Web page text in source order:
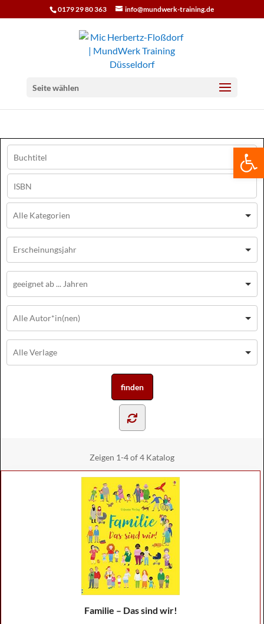
0179 29 80 363 info@mundwerk-training.de
Seite wählen
Zeigen 1-4 of 4 Katalog
Familie – Das sind wir!